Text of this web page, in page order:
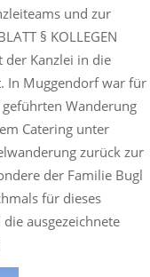
und zur
§ KOLLEGEN
Kanzlei in die
In Muggendorf war für
Wanderung
Catering unter
zurück zur
der Familie Bugl
für dieses
ausgezeichnete